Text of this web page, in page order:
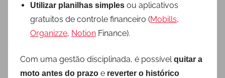
Utilizar planilhas simples ou aplicativos
gratuitos de controle financeiro (Mobills,
Organizze, Notion Finance).
Com uma gestão disciplinada, é possívelquitar a
moto antes do prazo e reverter o histórico